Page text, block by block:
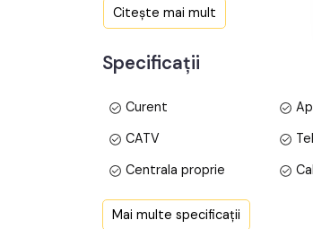
• Bucatarie;
• 2 Bai;
• 3 Dormitore;
Finisajele interioare sunt
• Usi interioare: lemn;
• Pereti: vopsea lavabila, faianta;
Citește mai mult
Specificații
Curent
CATV
Centrala proprie
Vopsea lavabila
Mai multe specificații